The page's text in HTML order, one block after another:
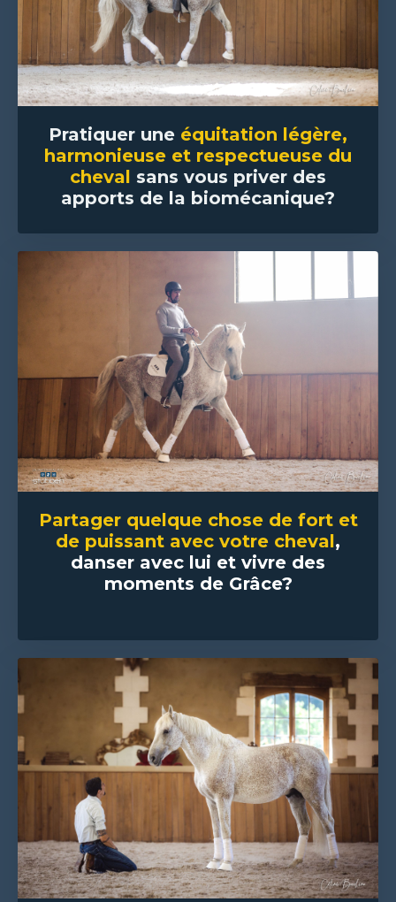
Pratiquer une équitation légère,
harmonieuse et respectueuse du
cheval sans vous priver des
apports de la biomécanique?
Partager quelque chose de fort et
de puissant avec votre cheval,
danser avec lui et vivre des
moments de Grâce?